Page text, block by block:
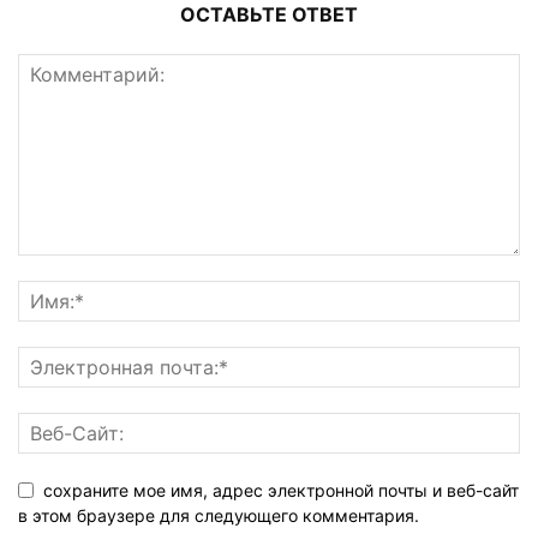
ОСТАВЬТЕ ОТВЕТ
сохраните мое имя, адрес электронной почты и веб-сайт
в этом браузере для следующего комментария.